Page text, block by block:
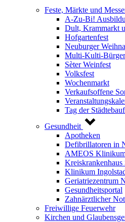
Feste, Märkte und
A-Zu-Bi!
Dult, Krammarkt
Hofgartenfest
Neuburger
Multi-Kulti-
Sèter Weinfest
Volksfest
Wochenmarkt
Verkaufsoffene
Tag der
Gesundheit
Apotheken
Defibrillatoren in
AMEOS
Kreiskrankenhaus
Klinikum
Geriatriezentrum
Gesundheitsportal
Zahnärztlicher
Freiwillige Feuerwehr
Kirchen und